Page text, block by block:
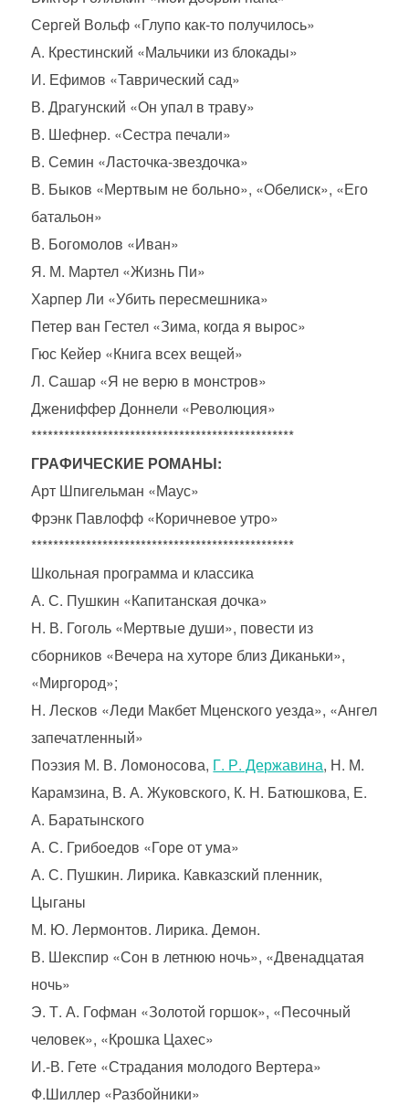
Сергей Вольф «Глупо как-то получилось»
А. Крестинский «Мальчики из блокады»
И. Ефимов «Таврический сад»
В. Драгунский «Он упал в траву»
В. Шефнер. «Сестра печали»
В. Семин «Ласточка-звездочка»
В. Быков «Мертвым не больно», «Обелиск», «Его
батальон»
В. Богомолов «Иван»
Я. М. Мартел «Жизнь Пи»
Харпер Ли «Убить пересмешника»
Петер ван Гестел «Зима, когда я вырос»
Гюс Кейер «Книга всех вещей»
Л. Сашар «Я не верю в монстров»
Джениффер Доннели «Революция»
************************************************
ГРАФИЧЕСКИЕ РОМАНЫ:
Арт Шпигельман «Маус»
Фрэнк Павлофф «Коричневое утро»
************************************************
Школьная программа и классика
А. С. Пушкин «Капитанская дочка»
Н. В. Гоголь «Мертвые души», повести из
сборников «Вечера на хуторе близ Диканьки»,
«Миргород»;
Н. Лесков «Леди Макбет Мценского уезда», «Ангел
запечатленный»
Поэзия М. В. Ломоносова, Г. Р. Державина, Н. М.
Карамзина, В. А. Жуковского, К. Н. Батюшкова, Е.
А. Баратынского
А. С. Грибоедов «Горе от ума»
А. С. Пушкин. Лирика. Кавказский пленник,
Цыганы
М. Ю. Лермонтов. Лирика. Демон.
В. Шекспир «Сон в летнюю ночь», «Двенадцатая
ночь»
Э. Т. А. Гофман «Золотой горшок», «Песочный
человек», «Крошка Цахес»
И.-В. Гете «Страдания молодого Вертера»
Ф.Шиллер «Разбойники»